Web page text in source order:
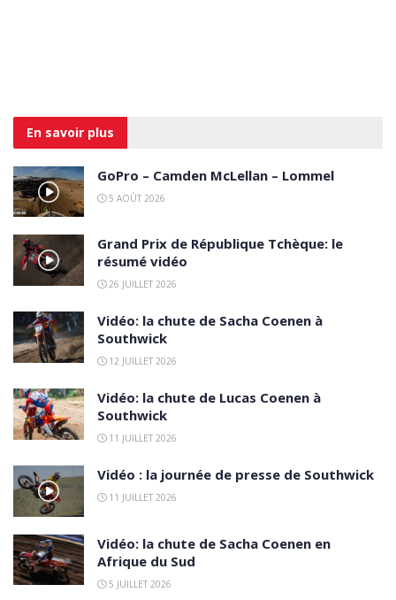
En savoir plus
GoPro – Camden McLellan – Lommel
5 AOÛT 2026
Grand Prix de République Tchèque: le
résumé vidéo
26 JUILLET 2026
Vidéo: la chute de Sacha Coenen à
Southwick
12 JUILLET 2026
Vidéo: la chute de Lucas Coenen à
Southwick
11 JUILLET 2026
Vidéo : la journée de presse de Southwick
11 JUILLET 2026
Vidéo: la chute de Sacha Coenen en
Afrique du Sud
5 JUILLET 2026